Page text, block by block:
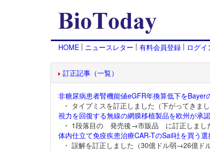
HOME | ニュースレター | 有料会員登録 | ログイ
訂正記事（一覧）
非糖尿病患者腎機能値eGFR年換算低下を
・ タイプミスを訂正しました（下がってきま
視力を回復する無線の網膜移植製品を欧州が承認
・ 1段落目の 発売後→市販品 に訂正しまし
体内仕立て免疫疾患治療CAR-TのSail社を買う
・ 誤解を訂正しました（30億ドル弱→26億ドル